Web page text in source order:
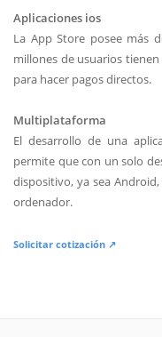
Aplicaciones ios
La App Store posee más
millones de usuarios
para hacer pagos directos.
Multiplataforma
El desarrollo de una
permite que con un solo
dispositivo, ya sea
ordenador.
Solicitar cotización ↗